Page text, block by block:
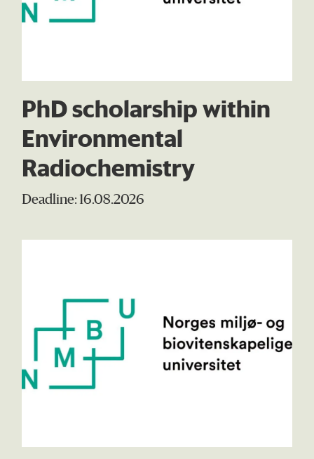
PhD scholarship within
Environmental
Radiochemistry
Deadline: 16.08.2026